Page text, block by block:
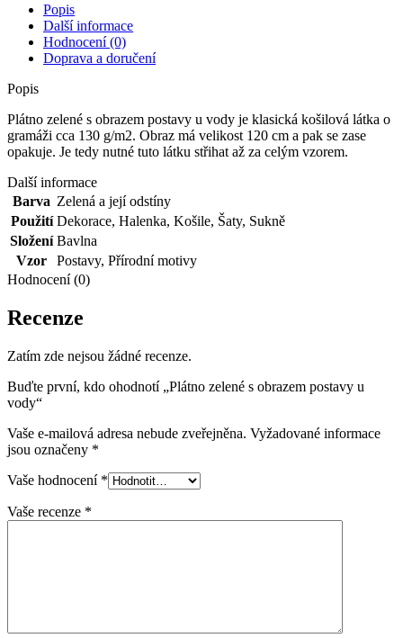
Popis
Další informace
Hodnocení (0)
Doprava a doručení
Popis
Plátno zelené s obrazem postavy u vody je klasická košilová látka o
gramáži cca 130 g/m2. Obraz má velikost 120 cm a pak se zase
opakuje. Je tedy nutné tuto látku střihat až za celým vzorem.
Další informace
Barva Zelená a její odstíny
Použití Dekorace, Halenka, Košile, Šaty, Sukně
Složení Bavlna
Vzor
Postavy, Přírodní motivy
Hodnocení (0)
Recenze
Zatím zde nejsou žádné recenze.
Buďte první, kdo ohodnotí „Plátno zelené s obrazem postavy u
vody“
Vaše e-mailová adresa nebude zveřejněna. Vyžadované informace
jsou označeny *
Vaše hodnocení *
Vaše recenze *